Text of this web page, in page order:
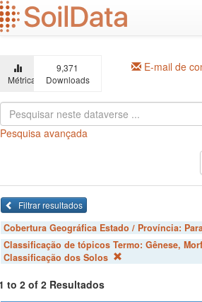
Ir
para
o
principal
Métricas
9,371
Downloads
E-mail de
Pesquisa avançada
Filtrar resultados
Cobertura Geográfica Estado / Província:
Classificação de tópicos Termo: Gênese,
Classificação dos Solos
to 2 of 2 Resultados